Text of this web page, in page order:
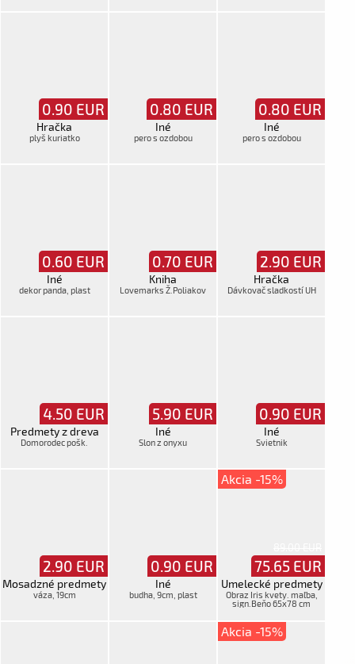
0.90 EUR
Hračka
plyš kuriatko
0.80 EUR
Iné
pero s ozdobou
0.80 EUR
Iné
pero s ozdobou
0.60 EUR
Iné
dekor panda, plast
0.70 EUR
Kniha
Lovemarks Ž.Poliakov
2.90 EUR
Hračka
Dávkovač sladkostí UH
4.50 EUR
Predmety z dreva
Domorodec pošk.
5.90 EUR
Iné
Slon z onyxu
0.90 EUR
Iné
Svietnik
2.90 EUR
Mosadzné predmety
váza, 19cm
0.90 EUR
Iné
budha, 9cm, plast
Akcia -15%
75.65 EUR
Umelecké predmety
Obraz Iris kvety. maľba,
sign.Beňo 65x78 cm
Akcia -15%